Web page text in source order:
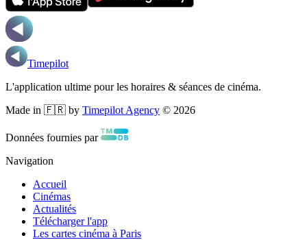
Timepilot
L'application ultime pour les horaires & séances de cinéma.
Made in 🇫🇷 by Timepilot Agency © 2026
Données fournies par
Navigation
Accueil
Cinémas
Actualités
Télécharger l'app
Les cartes cinéma à Paris